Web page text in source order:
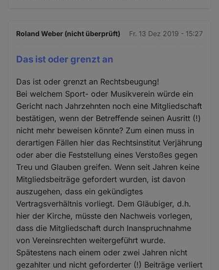
Roland Weber (nicht überprüft) Fr. 13 Dez 2019 - 15:27
Das ist oder grenzt an
Das ist oder grenzt an Rechtsbeugung!
Bei welchem Sport- oder Musikverein würde ein
Gericht nach Jahrzehnten noch eine Mitgliedschaft
bestätigen, wenn der Betreffende seinen Ausritt (!)
nicht mehr beweisen könnte? Zum einen muss in
derartigen Fällen hier das Rechtsinstitut Verjährung
oder aber die Feststellung eines Verstoßes gegen
Treu und Glauben greifen. Wenn seit Jahren keine
Mitgliedsbeiträge gefordert wurden, ist davon
auszugehen, dass ein gekündigtes
Vertragsverhältnis vorliegt. Dem Gläubiger, d.h.
hier der Kirche, müsste den Nachweis vorlegen,
dass die Mitgliedschaft durch Inanspruchnahme
von Vereinsrechten weitergeführt wurde.
Spätestens nach einem oder zwei Jahren nicht
gezahlter und nicht geforderter (!) Beiträge verliert